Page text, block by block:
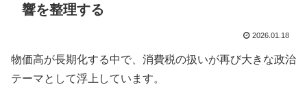
響を整理する
2026.01.18
物価高が長期化する中で、消費税の扱いが再び大きな政治
テーマとして浮上しています。